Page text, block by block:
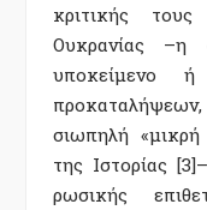
κριτικής
Ουκρανίας –η
υποκείμενο ή
σιωπηλή
της Ιστορίας
ρωσικής